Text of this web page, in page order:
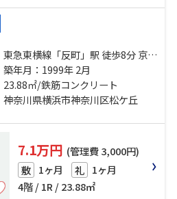
東急東横線「反町」駅 徒歩8分 京浜
東北線「横浜」駅 徒歩15分 ブルー
ライン「三ツ沢下町」駅 徒歩10分
築年月：1999年 2月
23.88㎡/鉄筋コンクリート
神奈川県横浜市神奈川区松ケ丘
7.1万円 (管理費 3,000円)
敷 1ヶ月 礼 1ヶ月
4階 / 1R / 23.88㎡